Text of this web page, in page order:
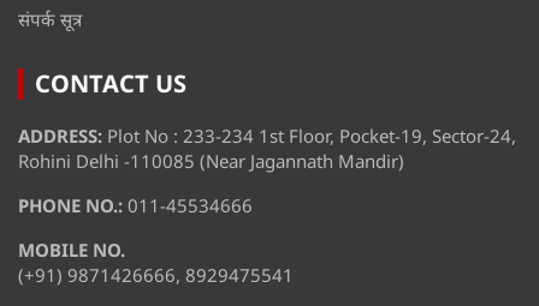
संपर्क सूत्र
CONTACT US
ADDRESS: Plot No : 233-234 1st Floor, Pocket-19, Sector-24,
Rohini Delhi -110085 (Near Jagannath Mandir)
PHONE NO.: 011-45534666
MOBILE NO.
(+91) 9871426666, 8929475541